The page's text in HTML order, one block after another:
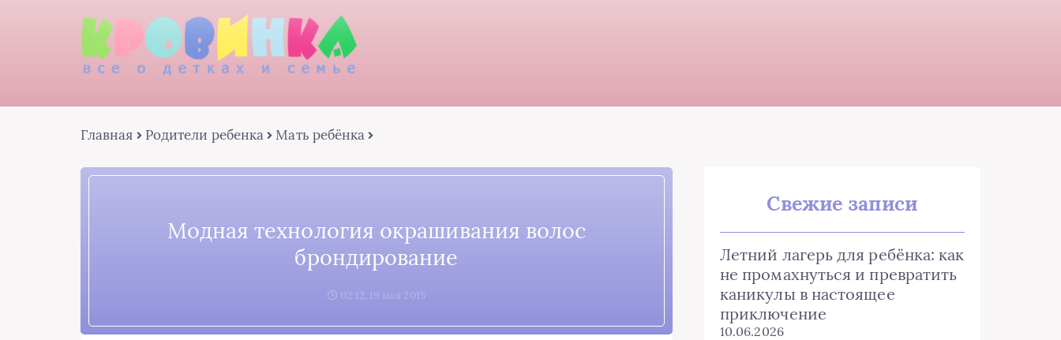
Главная Родители ребенка Мать ребёнка
Модная технология окрашивания волос
брондирование
02:12, 19 мая 2015
Свежие записи
Летний лагерь для ребёнка: как
не промахнуться и превратить
каникулы в настоящее
приключение
10.06.2026